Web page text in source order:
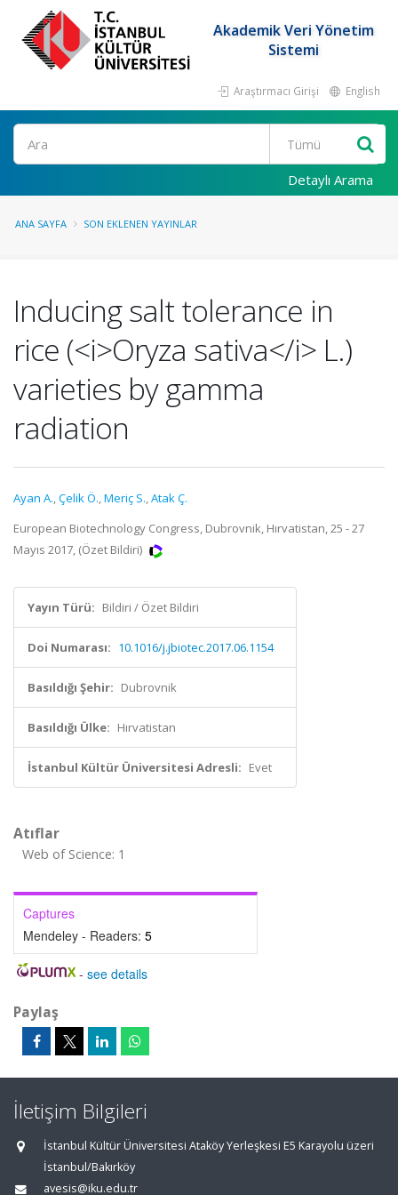
Akademik Veri Yönetim
Sistemi
Araştırmacı Girişi English
Ara
Detaylı Arama
ANA SAYFA SON EKLENEN YAYINLAR
Inducing salt tolerance in
rice (<i>Oryza sativa</i> L.)
varieties by gamma
radiation
Ayan A.,Çelik Ö.,Meriç S.,Atak Ç.
European Biotechnology Congress, Dubrovnik, Hırvatistan, 25 - 27
Mayıs 2017, (Özet Bildiri)
Yayın Türü: Bildiri / Özet Bildiri
Doi Numarası: 10.1016/j.jbiotec.2017.06.1154
Basıldığı Şehir: Dubrovnik
Basıldığı Ülke: Hırvatistan
İstanbul Kültür Üniversitesi Adresli: Evet
Atıflar
Web of Science: 1
Captures
Mendeley - Readers: 5
- see details
Paylaş
İletişim Bilgileri
İstanbul Kültür Üniversitesi Ataköy Yerleşkesi E5 Karayolu üzeri
İstanbul/Bakırköy
avesis@iku.edu.tr